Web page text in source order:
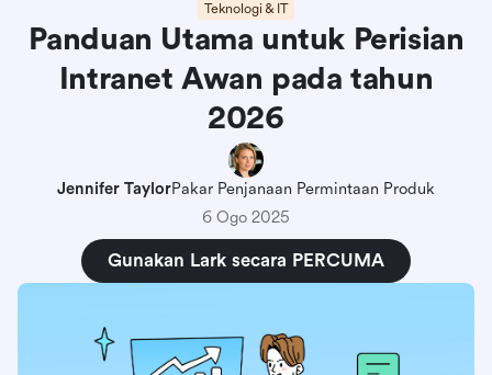
Teknologi & IT
Panduan Utama untuk Perisian
Intranet Awan pada tahun
2026
Jennifer TaylorPakar Penjanaan Permintaan Produk
6 Ogo 2025
Gunakan Lark secara PERCUMA